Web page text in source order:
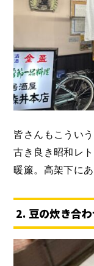
皆さんもこうい
古き良き昭和レ
暖簾。高架下に
2. 豆の炊き合